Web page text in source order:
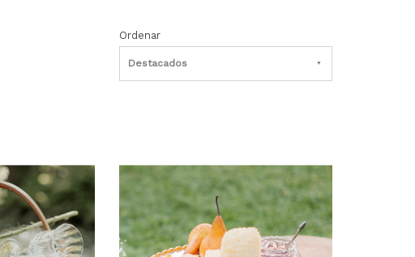
Ordenar
Destacados